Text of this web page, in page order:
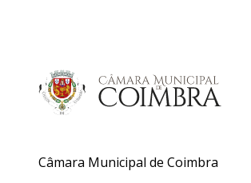
Câmara Municipal de Coimbra